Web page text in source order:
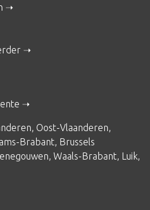
Oost-Vlaanderen
Brabant Brussels
Waals-Brabant Luik